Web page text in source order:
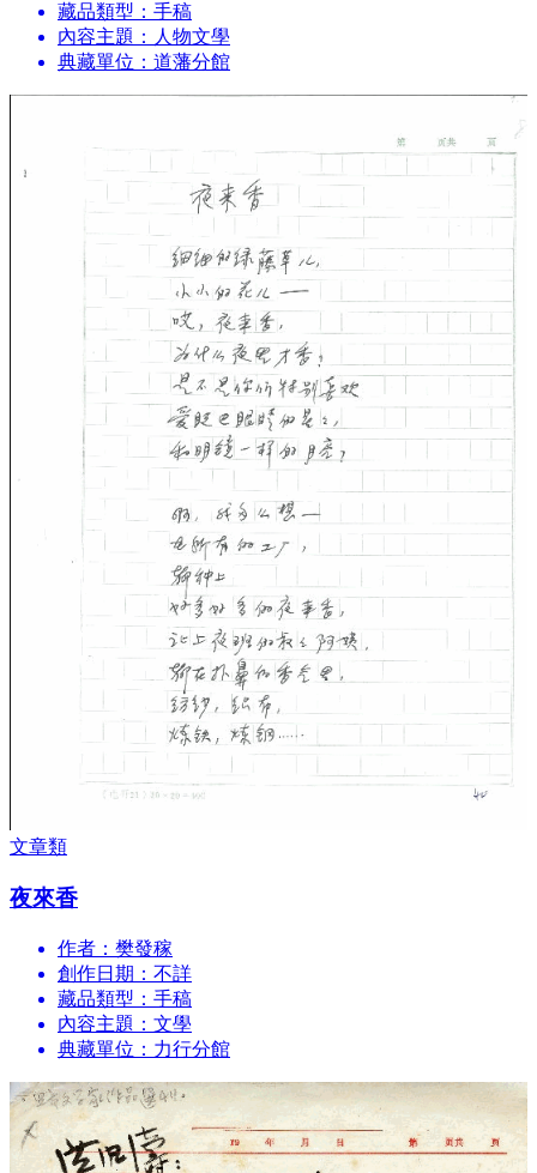
藏品類型：手稿
內容主題：人物文學
典藏單位：道藩分館
文章類
夜來香
作者：樊發稼
創作日期：不詳
藏品類型：手稿
內容主題：文學
典藏單位：力行分館